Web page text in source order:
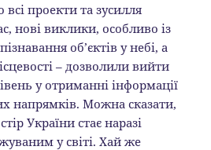
проекти та зусилля
нові виклики, особливо із
об’єктів у небі, а
– дозволили вийти
у отриманні інформації
напрямків. Можна сказати,
України стає наразі
у світі. Хай же